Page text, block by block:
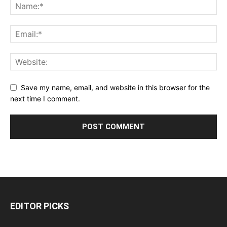
Save my name, email, and website in this browser for the
next time I comment.
EDITOR PICKS